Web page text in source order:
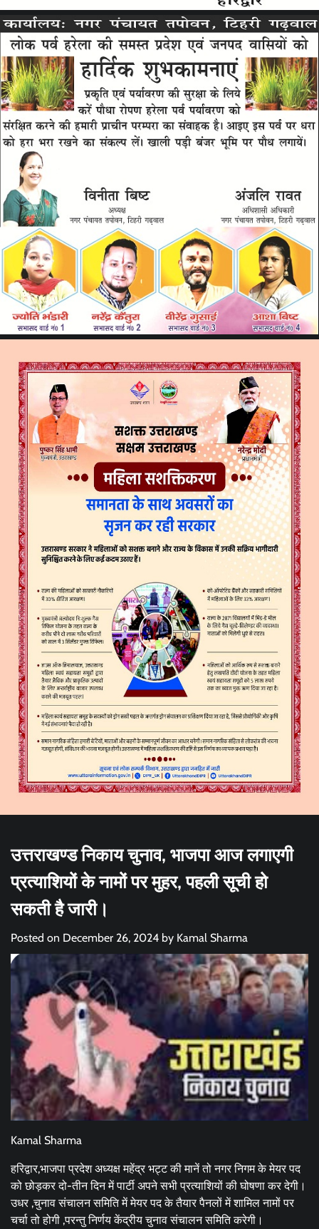
उत्तराखण्ड निकाय चुनाव, भाजपा आज लगाएगी
प्रत्याशियों के नामों पर मुहर, पहली सूची हो
सकती है जारी।
Posted on December 26, 2024 by Kamal Sharma
Kamal Sharma
हरिद्वार,भाजपा प्रदेश अध्यक्ष महेंद्र भट्ट की मानें तो नगर निगम के मेयर पद
को छोड़कर दो-तीन दिन में पार्टी अपने सभी प्रत्याशियों की घोषणा कर देगी।
उधर ,चुनाव संचालन समिति में मेयर पद के तैयार पैनलों में शामिल नामों पर
चर्चा तो होगी ,परन्तु निर्णय केंद्रीय चुनाव संचालन समिति करेगी।